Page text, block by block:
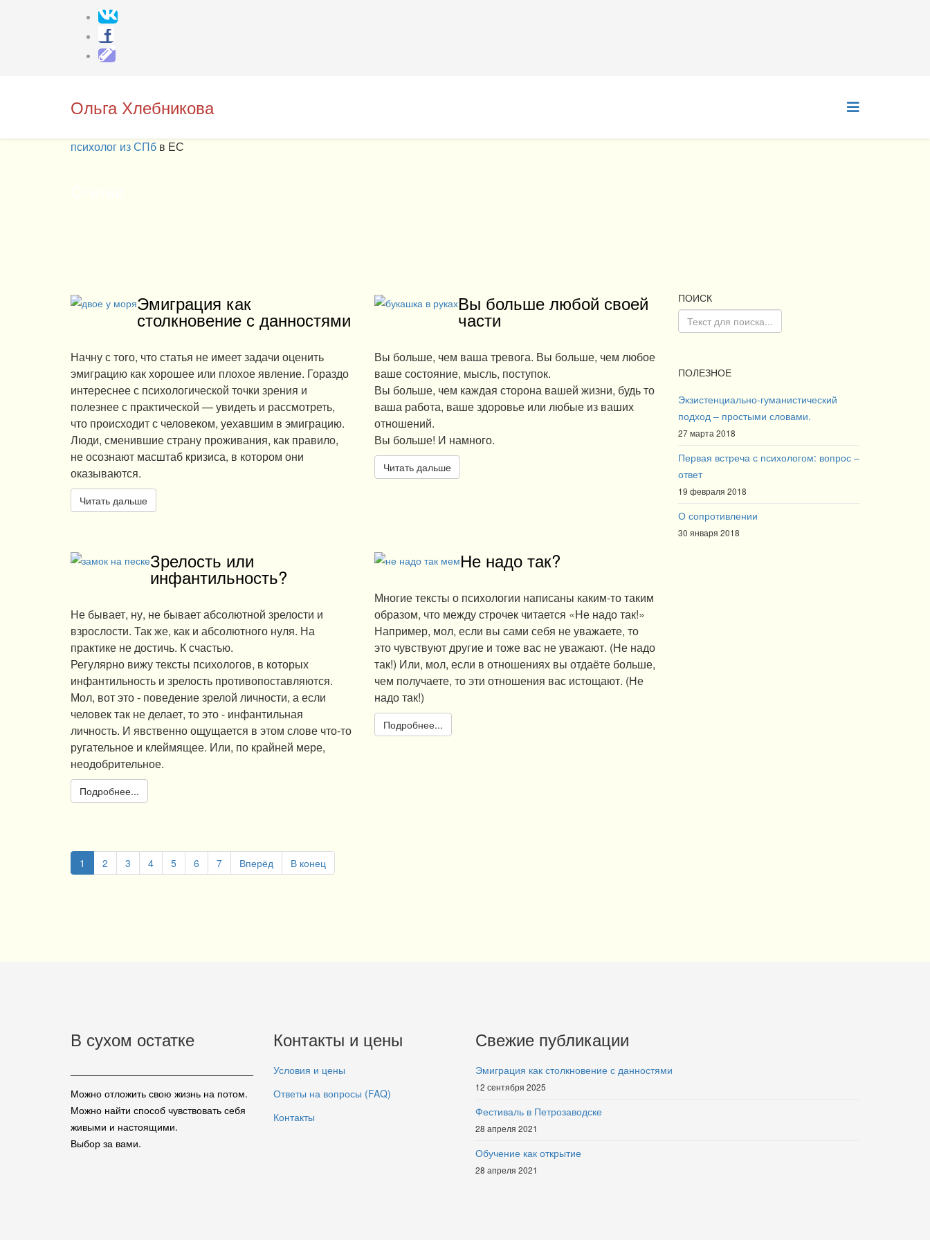
Ольга Хлебникова
психолог из СПб в ЕС
Эмиграция как
столкновение с данностями
Начну с того, что статья не имеет задачи оценить
эмиграцию как хорошее или плохое явление. Гораздо
интереснее с психологической точки зрения и
полезнее с практической — увидеть и рассмотреть,
что происходит с человеком, уехавшим в эмиграцию.
Люди, сменившие страну проживания, как правило,
не осознают масштаб кризиса, в котором они
оказываются.
Читать дальше
Вы больше любой своей
части
Вы больше, чем ваша тревога. Вы больше, чем любое
ваше состояние, мысль, поступок.
Вы больше, чем каждая сторона вашей жизни, будь то
ваша работа, ваше здоровье или любые из ваших
отношений.
Вы больше! И намного.
Читать дальше
Зрелость или
инфантильность?
Не бывает, ну, не бывает абсолютной зрелости и
взрослости. Так же, как и абсолютного нуля. На
практике не достичь. К счастью.
Регулярно вижу тексты психологов, в которых
инфантильность и зрелость противопоставляются.
Мол, вот это - поведение зрелой личности, а если
человек так не делает, то это - инфантильная
личность. И явственно ощущается в этом слове что-то
ругательное и клеймящее. Или, по крайней мере,
неодобрительное.
Подробнее...
Не надо так?
Многие тексты о психологии написаны каким-то таким
образом, что между строчек читается «Не надо так!»
Например, мол, если вы сами себя не уважаете, то
это чувствуют другие и тоже вас не уважают. (Не надо
так!) Или, мол, если в отношениях вы отдаёте больше,
чем получаете, то эти отношения вас истощают. (Не
надо так!)
Подробнее...
1 2 3 4 5 6 7 Вперёд В конец
ПОИСК
ПОЛЕЗНОЕ
Экзистенциально-гуманистический
подход – простыми словами.
27 марта 2018
Первая встреча с психологом: вопрос –
ответ
19 февраля 2018
О сопротивлении
30 января 2018
В сухом остатке
Можно отложить свою жизнь на потом.
Можно найти способ чувствовать себя
живыми и настоящими.
Выбор за вами.
Контакты и цены
Условия и цены
Ответы на вопросы (FAQ)
Контакты
Свежие публикации
Эмиграция как столкновение с данностями
12 сентября 2025
Фестиваль в Петрозаводске
28 апреля 2021
Обучение как открытие
28 апреля 2021